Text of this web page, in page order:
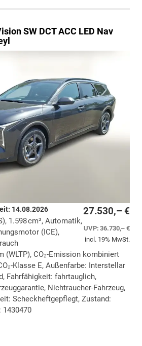
SW DCT ACC LED Nav
27.530,– €
UVP:36.730,– €
incl. 19% MwSt.
14.08.2026
1.598 cm³, Automatik,
(ICE),
(WLTP), CO₂-Emission kombiniert
Klasse E, Außenfarbe: Interstellar
Fahrfähigkeit: fahrtauglich,
Nichtraucher-Fahrzeug,
Scheckheftgepflegt, Zustand:
1430470
drucken